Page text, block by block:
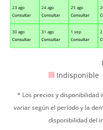
23 ago
Consultar
24 ago
Consultar
25 ago
Consultar
30 ago
Consultar
31 ago
Consultar
1 sep
Consultar
Indisponible
* Los precios y disponibilidad
variar según el período y la
disponibilidad del